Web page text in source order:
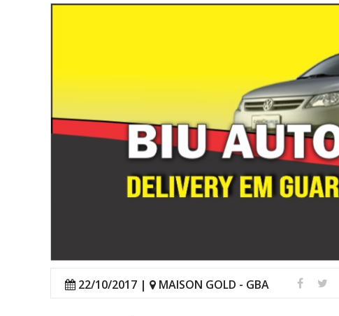
22/10/2017 | MAISON GOLD - GBA